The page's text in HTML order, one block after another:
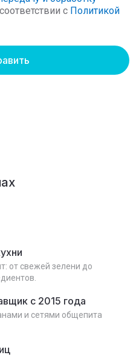
с Политикой
от свежей зелени до
с 2015 года
и сетями общепита